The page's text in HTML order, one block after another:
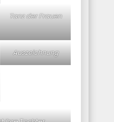
Tanz der Frauen
Auszeichnung